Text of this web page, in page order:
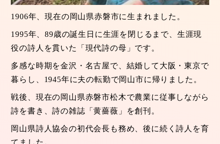
1906年、現在の岡山県赤磐市に生まれました。
1995年、89歳の誕生日に生涯を閉じるまで、生涯現
役の詩人を貫いた「現代詩の母」です。
多感な時期を金沢・名古屋で、結婚して大阪・東京で
暮らし、1945年に夫の転勤で岡山市に帰りました。
戦後、現在の岡山県赤磐市松木で農業に従事しながら
詩を書き、詩の雑誌「黄薔薇」を創刊。
岡山県詩人協会の初代会長も務め、後に続く詩人を育